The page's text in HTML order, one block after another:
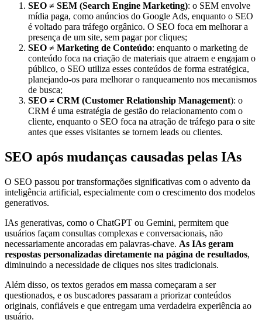
SEO ≠ SEM (Search Engine Marketing): o SEM envolve
mídia paga, como anúncios do Google Ads, enquanto o SEO
é voltado para tráfego orgânico. O SEO foca em melhorar a
presença de um site, sem pagar por cliques;
SEO ≠ Marketing de Conteúdo: enquanto o marketing de
conteúdo foca na criação de materiais que atraem e engajam o
público, o SEO utiliza esses conteúdos de forma estratégica,
planejando-os para melhorar o ranqueamento nos mecanismos
de busca;
SEO ≠ CRM (Customer Relationship Management): o
CRM é uma estratégia de gestão do relacionamento com o
cliente, enquanto o SEO foca na atração de tráfego para o site
antes que esses visitantes se tornem leads ou clientes.
SEO após mudanças causadas pelas IAs
O SEO passou por transformações significativas com o advento da
inteligência artificial, especialmente com o crescimento dos modelos
generativos.
IAs generativas, como o ChatGPT ou Gemini, permitem que
usuários façam consultas complexas e conversacionais, não
necessariamente ancoradas em palavras-chave. As IAs geram
respostas personalizadas diretamente na página de resultados,
diminuindo a necessidade de cliques nos sites tradicionais.
Além disso, os textos gerados em massa começaram a ser
questionados, e os buscadores passaram a priorizar conteúdos
originais, confiáveis e que entregam uma verdadeira experiência ao
usuário.